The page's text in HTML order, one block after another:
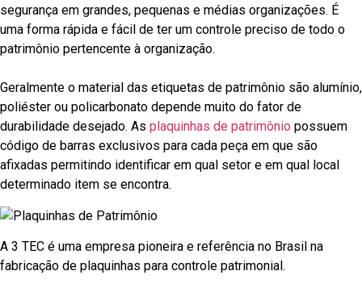
segurança em grandes, pequenas e médias organizações. É
uma forma rápida e fácil de ter um controle preciso de todo o
patrimônio pertencente à organização.
Geralmente o material das etiquetas de patrimônio são alumínio,
poliéster ou policarbonato depende muito do fator de
durabilidade desejado. As plaquinhas de patrimônio possuem
código de barras exclusivos para cada peça em que são
afixadas permitindo identificar em qual setor e em qual local
determinado item se encontra.
A 3 TEC é uma empresa pioneira e referência no Brasil na
fabricação de plaquinhas para controle patrimonial.